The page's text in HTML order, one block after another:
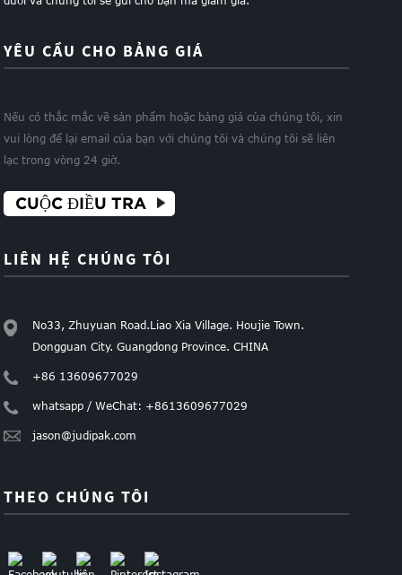
YÊU CẦU CHO BẢNG GIÁ
Nếu có thắc mắc về sản phẩm hoặc bảng giá của chúng tôi, xin
vui lòng để lại email của bạn với chúng tôi và chúng tôi sẽ liên
lạc trong vòng 24 giờ.
CUỘC ĐIỀU TRA
LIÊN HỆ CHÚNG TÔI
No33, Zhuyuan Road.Liao Xia Village. Houjie Town.
Dongguan City. Guangdong Province. CHINA
+86 13609677029
whatsapp / WeChat: +8613609677029
jason@judipak.com
THEO CHÚNG TÔI